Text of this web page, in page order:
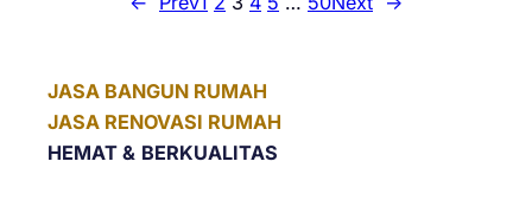
JASA BANGUN RUMAH
JASA RENOVASI RUMAH
HEMAT & BERKUALITAS